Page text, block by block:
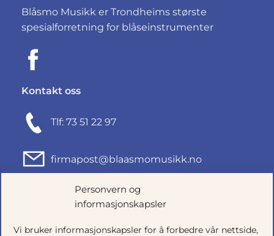
Personvern og
informasjonskapsler
Vi bruker informasjonskapsler for å forbedre vår nettside,
Blåsmo Musikk er Trondheims største
spesialforretning for blåseinstrumenter
Kontakt oss
Tlf: 73 51 22 97
firmapost@blaasmomusikk.no
Fjordgata 46, 7010 TRONDHEIM
Org.nr: 935434165